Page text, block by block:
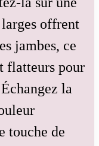
offrent
jambes, ce
flatteurs pour
la
touche de